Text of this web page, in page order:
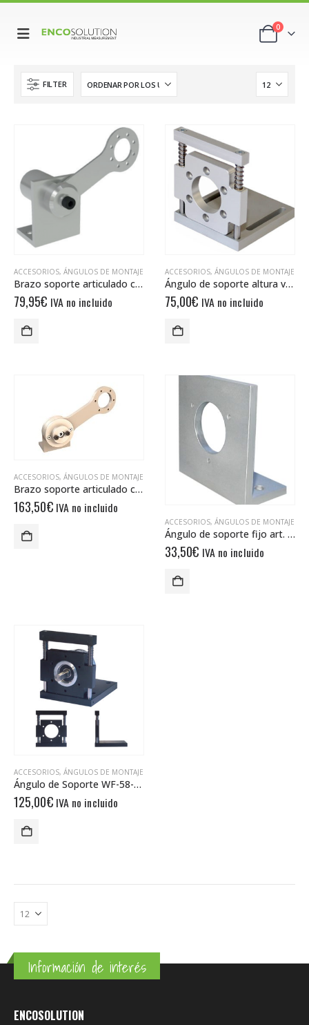
0
FILTER
ACCESORIOS, ÁNGULOS DE MONTAJE
Brazo soporte articulado con resorte DAAF 3666 26
79,95€ IVA no incluido
ACCESORIOS, ÁNGULOS DE MONTAJE
Ángulo de soporte altura variable DHAF 8580
75,00€ IVA no incluido
ACCESORIOS, ÁNGULOS DE MONTAJE
Brazo soporte articulado con resorte DAAF 60120
163,50€ IVA no incluido
ACCESORIOS, ÁNGULOS DE MONTAJE
Ángulo de soporte fijo art. 10025362
33,50€ IVA no incluido
ACCESORIOS, ÁNGULOS DE MONTAJE
Ángulo de Soporte WF-58-SK-36-4-VA
125,00€ IVA no incluido
Información de interés
ENCOSOLUTION